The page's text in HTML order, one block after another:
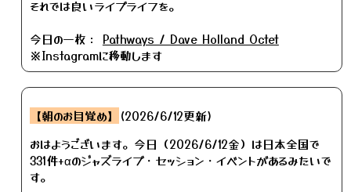
それでは良いライブライフを。
今日の一枚： Pathways / Dave Holland Octet
※Instagramに移動します
【朝のお目覚め】
(2026/6/12更新)
おはようございます。今日（2026/6/12金）は日本全国で
331件+αのジャズライブ・セッション・イベントがあるみたいで
す。